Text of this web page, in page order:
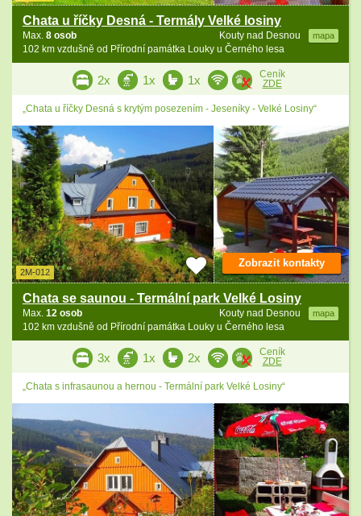
Chata u říčky Desná - Termály Velké losiny
Kouty nad Desnou mapa
Max. 8 osob
102 km vzdušně od Přírodní památka Louky u Černého lesa
2x 1x 1x
Ceník
ZDE
„Chata u říčky Desná s krytým posezením - Jeseníky - Velké Losiny“
2M-012
Chata se saunou - Termální park Velké Losiny
Kouty nad Desnou mapa
Max. 12 osob
102 km vzdušně od Přírodní památka Louky u Černého lesa
Zobrazit kontakty
3x 1x 2x
Ceník
ZDE
„Chata s infrasaunou a hernou - Termální park Velké Losiny“